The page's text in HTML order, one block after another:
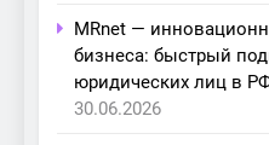
MRnet —
бизнеса: быстрый
юридических лиц в
30.06.2026